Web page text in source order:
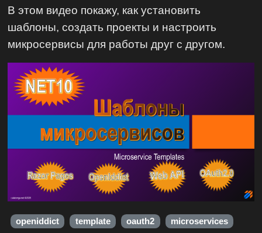
В этом видео покажу, как установить
шаблоны, создать проекты и настроить
микросервисы для работы друг с другом.
openiddict template oauth2 microservices